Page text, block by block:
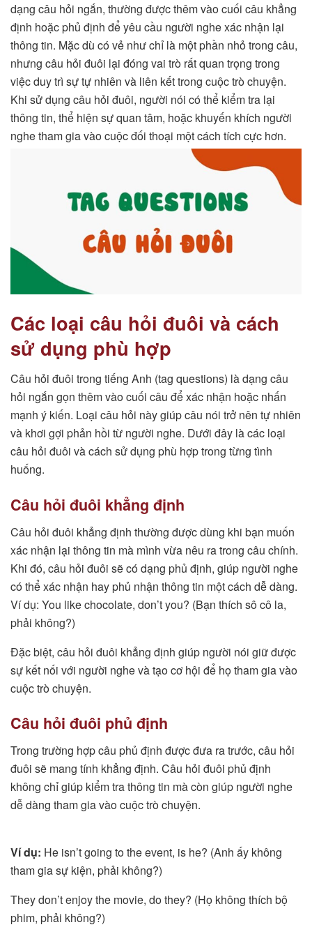
dạng câu hỏi ngắn, thường được thêm vào cuối câu khẳng
định hoặc phủ định để yêu cầu người nghe xác nhận lại
thông tin. Mặc dù có vẻ như chỉ là một phần nhỏ trong câu,
nhưng câu hỏi đuôi lại đóng vai trò rất quan trọng trong
việc duy trì sự tự nhiên và liên kết trong cuộc trò chuyện.
Khi sử dụng câu hỏi đuôi, người nói có thể kiểm tra lại
thông tin, thể hiện sự quan tâm, hoặc khuyến khích người
nghe tham gia vào cuộc đối thoại một cách tích cực hơn.
Các loại câu hỏi đuôi và cách
sử dụng phù hợp
Câu hỏi đuôi trong tiếng Anh (tag questions) là dạng câu
hỏi ngắn gọn thêm vào cuối câu để xác nhận hoặc nhấn
mạnh ý kiến. Loại câu hỏi này giúp câu nói trở nên tự nhiên
và khơi gợi phản hồi từ người nghe. Dưới đây là các loại
câu hỏi đuôi và cách sử dụng phù hợp trong từng tình
huống.
Câu hỏi đuôi khẳng định
Câu hỏi đuôi khẳng định thường được dùng khi bạn muốn
xác nhận lại thông tin mà mình vừa nêu ra trong câu chính.
Khi đó, câu hỏi đuôi sẽ có dạng phủ định, giúp người nghe
có thể xác nhận hay phủ nhận thông tin một cách dễ dàng.
Ví dụ: You like chocolate, don’t you? (Bạn thích sô cô la,
phải không?)
Đặc biệt, câu hỏi đuôi khẳng định giúp người nói giữ được
sự kết nối với người nghe và tạo cơ hội để họ tham gia vào
cuộc trò chuyện.
Câu hỏi đuôi phủ định
Trong trường hợp câu phủ định được đưa ra trước, câu hỏi
đuôi sẽ mang tính khẳng định. Câu hỏi đuôi phủ định
không chỉ giúp kiểm tra thông tin mà còn giúp người nghe
dễ dàng tham gia vào cuộc trò chuyện.
Ví dụ: He isn’t going to the event, is he? (Anh ấy không
tham gia sự kiện, phải không?)
They don’t enjoy the movie, do they? (Họ không thích bộ
phim, phải không?)